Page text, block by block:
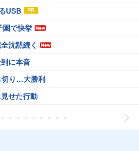
USB
園で快挙
沈黙続く
に本音
切り…大勝利
せた行動